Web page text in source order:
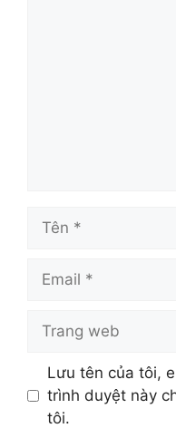
web
Lưu tên của tôi,
trình duyệt này
tôi.